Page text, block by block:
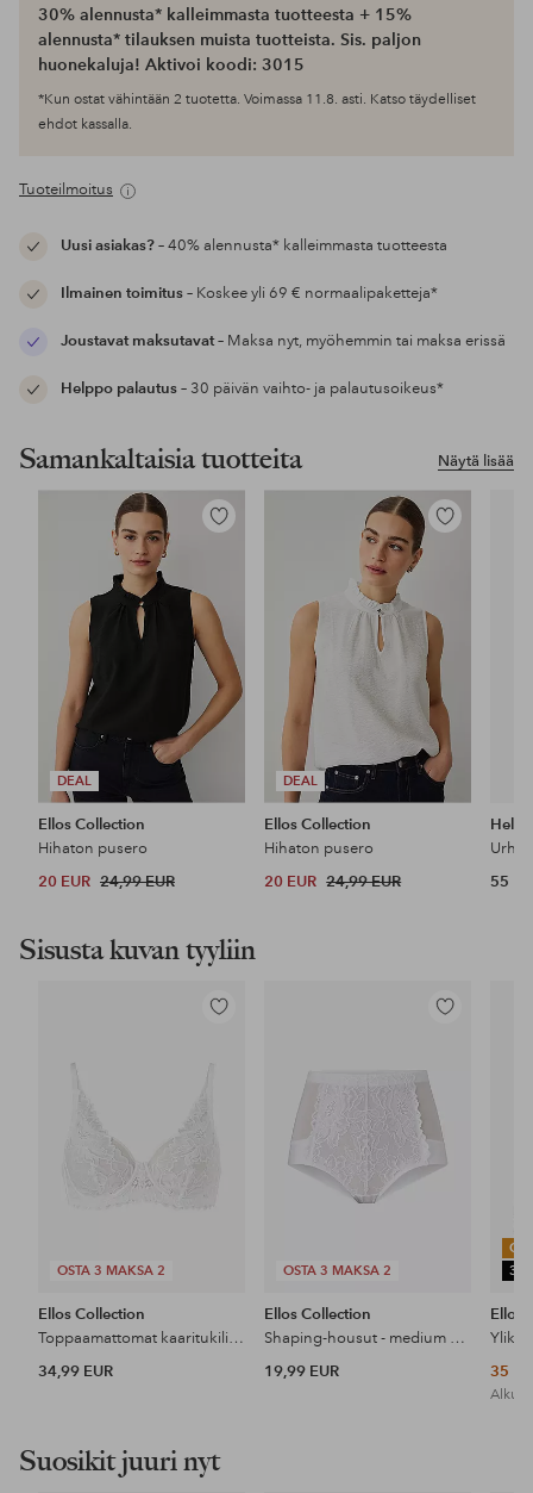
30% alennusta* kalleimmasta tuotteesta + 15%
alennusta* tilauksen muista tuotteista. Sis. paljon
huonekaluja! Aktivoi koodi: 3015
*Kun ostat vähintään 2 tuotetta. Voimassa 11.8. asti. Katso täydelliset
ehdot kassalla.
Tuoteilmoitus
Uusi asiakas?– 40% alennusta* kalleimmasta tuotteesta
Ilmainen toimitus– Koskee yli 69 € normaalipaketteja*
Joustavat maksutavat– Maksa nyt, myöhemmin tai maksa erissä
Helppo palautus– 30 päivän vaihto- ja palautusoikeus*
Näytä lisää
Samankaltaisia tuotteita
DEAL
Lisää
Ellos Collection
Hihaton pusero
20 EUR 24,99 EUR
DEAL
Lisää
Ellos Collection
Hihaton pusero
20 EUR 24,99 EUR
Helly
55
Sisusta kuvan tyyliin
OSTA 3 MAKSA 2
Lisää
Ellos Collection
Toppaamattomat kaaritukiliivit pitsillä
34,99 EUR
OSTA 3 MAKSA 2
Lisää
Ellos Collection
Shaping-housut - medium support
19,99 EUR
Ellos
35
Suosikit juuri nyt